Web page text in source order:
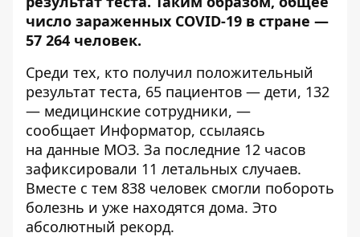
число зараженных COVID-19 в стране —
57 264 человек.
Среди тех, кто получил положительный
результат теста, 65 пациентов — дети, 132
— медицинские сотрудники, —
сообщает Информатор, ссылаясь
на данные МОЗ. За последние 12 часов
зафиксировали 11 летальных случаев.
Вместе с тем 838 человек смогли побороть
болезнь и уже находятся дома. Это
абсолютный рекорд.